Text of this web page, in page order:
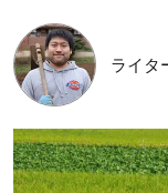
ライタ